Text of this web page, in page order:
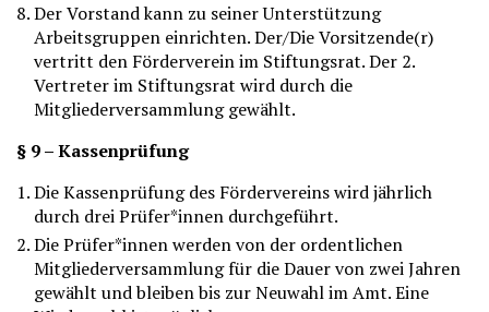
Der Vorstand kann zu seiner Unterstützung
Arbeitsgruppen einrichten. Der/Die Vorsitzende(r)
vertritt den Förderverein im Stiftungsrat. Der 2.
Vertreter im Stiftungsrat wird durch die
Mitgliederversammlung gewählt.
§ 9 – Kassenprüfung
Die Kassenprüfung des Fördervereins wird jährlich
durch drei Prüfer*innen durchgeführt.
Die Prüfer*innen werden von der ordentlichen
Mitgliederversammlung für die Dauer von zwei Jahren
gewählt und bleiben bis zur Neuwahl im Amt. Eine